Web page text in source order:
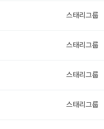
스태리그룹
스태리그룹
스태리그룹
스태리그룹